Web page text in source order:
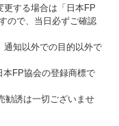
する場合は「日本FP
ので、当日必ずご確認
通知以外での目的以外で
FP協会の登録商標で
勧誘は一切ございませ